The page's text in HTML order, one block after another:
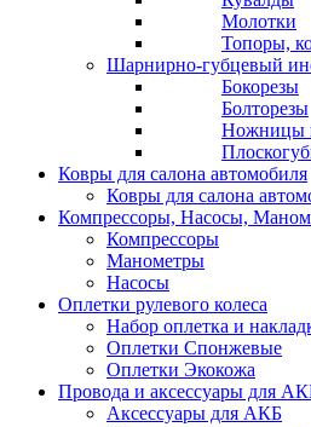
Молотки
Топоры,
Шарнирно-губцевый
Бокорезы
Болторезы
Ножницы
Ковры для салона автомобиля
Ковры для салона
Компрессоры, Насосы,
Компрессоры
Манометры
Насосы
Оплетки рулевого колеса
Набор оплетка и
Оплетки Спонжевые
Оплетки Экокожа
Провода и аксессуары для
Аксессуары для АКБ